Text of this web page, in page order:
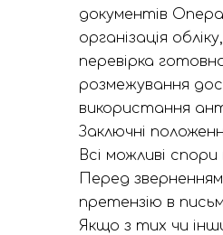
документів
організація
перевірка
розмежування
використання
Заключні
Всі можливі
Перед
претензію в
Якщо з тих чи